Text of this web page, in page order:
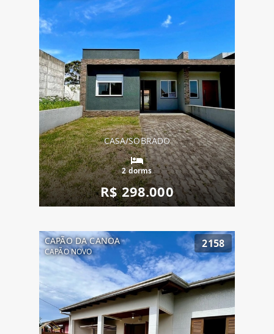
CASA/SOBRADO
2 dorms
R$ 298.000
CAPÃO DA CANOA
CAPÃO NOVO
2158